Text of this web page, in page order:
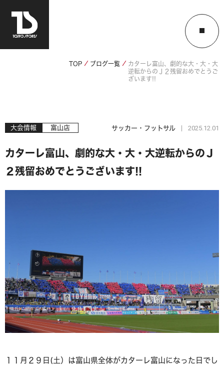
TOP ブログ一覧
カターレ富山、劇的な大・大・大
逆転からのＪ２残留おめでとうご
ざいます!!
大会情報 富山店 サッカー・フットサル 2025.12.01
カターレ富山、劇的な大・大・大逆転からのＪ
２残留おめでとうございます!!
１１月２９日(土）は富山県全体がカターレ富山になった日でし